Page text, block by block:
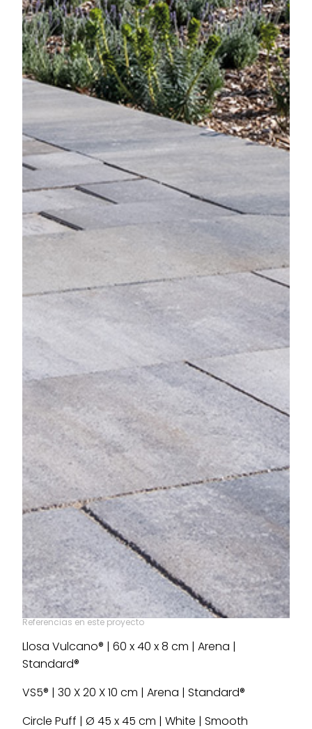
Referencias en este proyecto
Llosa Vulcano® | 60 x 40 x 8 cm | Arena |
Standard®
VS5® | 30 X 20 X 10 cm | Arena | Standard®
Circle Puff | Ø 45 x 45 cm | White | Smooth